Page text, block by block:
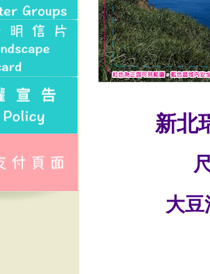
新北
大